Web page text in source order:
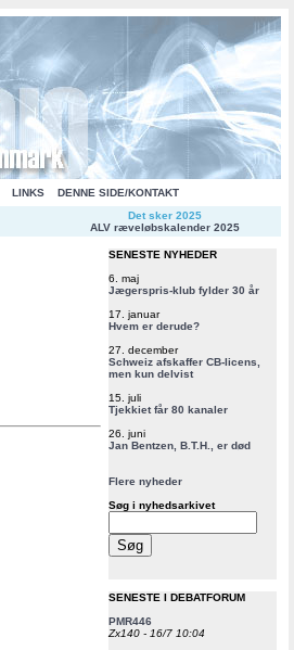
LINKS
DENNE SIDE/KONTAKT
Det sker 2025
ALV ræveløbskalender 2025
SENESTE NYHEDER
6. maj
Jægerspris-klub fylder 30 år
17. januar
Hvem er derude?
27. december
Schweiz afskaffer CB-licens,
men kun delvist
15. juli
Tjekkiet får 80 kanaler
26. juni
Jan Bentzen, B.T.H., er død
Flere nyheder
Søg i nyhedsarkivet
SENESTE I DEBATFORUM
PMR446
Zx140 - 16/7 10:04